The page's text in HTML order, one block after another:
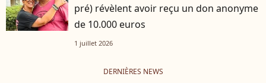
pré) révèlent avoir reçu un don anonyme
de 10.000 euros
1 juillet 2026
DERNIÈRES NEWS